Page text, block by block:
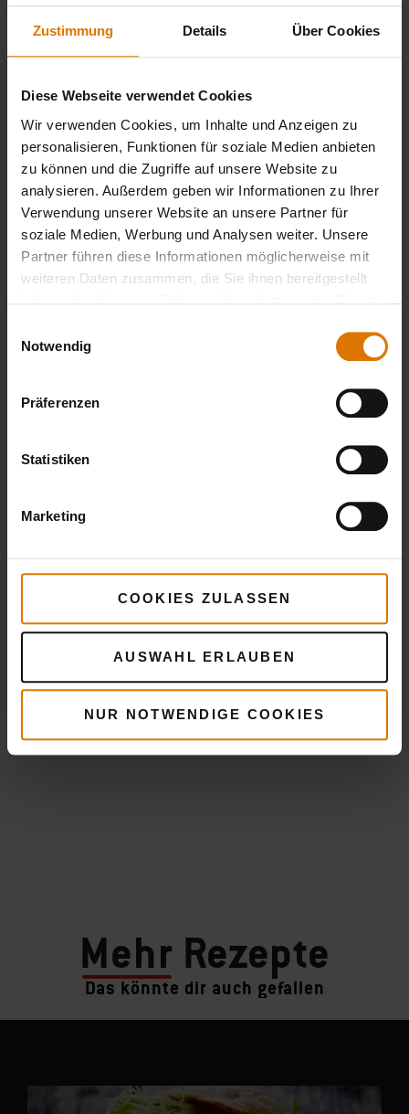
Zustimmung Details Über Cookies
Diese Webseite verwendet Cookies
Wir verwenden Cookies, um Inhalte und Anzeigen zu
personalisieren, Funktionen für soziale Medien anbieten
zu können und die Zugriffe auf unsere Website zu
analysieren. Außerdem geben wir Informationen zu Ihrer
Verwendung unserer Website an unsere Partner für
soziale Medien, Werbung und Analysen weiter. Unsere
Partner führen diese Informationen möglicherweise mit
weiteren Daten zusammen, die Sie ihnen bereitgestellt
Notwendig
Präferenzen
Statistiken
Marketing
COOKIES ZULASSEN
AUSWAHL ERLAUBEN
NUR NOTWENDIGE COOKIES
LISTE DRUCKEN
Sei perfekt vorbereitet
Empfohlenes Zubehör
Mehr Rezepte
Das könnte dir auch gefallen